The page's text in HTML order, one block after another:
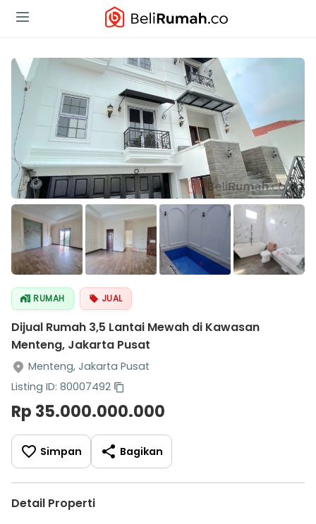
RUMAH JUAL
Dijual Rumah 3,5 Lantai Mewah di Kawasan
Menteng, Jakarta Pusat
Menteng, Jakarta Pusat
Listing ID: 80007492
Rp 35.000.000.000
Simpan Bagikan
Detail Properti